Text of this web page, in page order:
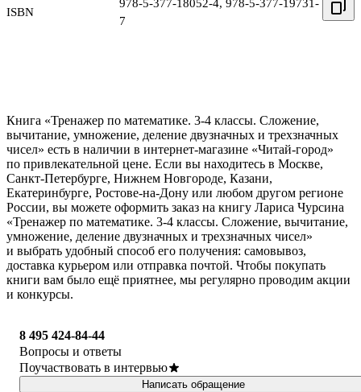
ISBN
978-5-377-18052-4, 978-5-377-19731-
7
Книга «Тренажер по математике. 3-4 классы. Сложение,
вычитание, умножение, деление двузначных и трехзначных
чисел» есть в наличии в интернет-магазине «Читай-город»
по привлекательной цене. Если вы находитесь в Москве,
Санкт-Петербурге, Нижнем Новгороде, Казани,
Екатеринбурге, Ростове-на-Дону или любом другом регионе
России, вы можете оформить заказ на книгу Лариса Чурсина
«Тренажер по математике. 3-4 классы. Сложение, вычитание,
умножение, деление двузначных и трехзначных чисел»
и выбрать удобный способ его получения: самовывоз,
доставка курьером или отправка почтой. Чтобы покупать
книги вам было ещё приятнее, мы регулярно проводим акции
и конкурсы.
8 495 424-84-44
Вопросы и ответы
Поучаствовать в интервью
Написать обращение